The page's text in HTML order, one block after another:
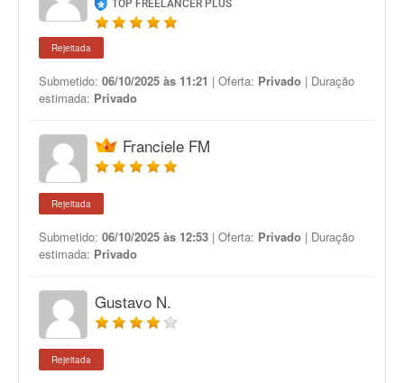
TOP FREELANCER PLUS
Rejeitada
Submetido: 06/10/2025 às 11:21 | Oferta: Privado | Duração
estimada: Privado
Franciele FM
Rejeitada
Submetido: 06/10/2025 às 12:53 | Oferta: Privado | Duração
estimada: Privado
Gustavo N.
Rejeitada